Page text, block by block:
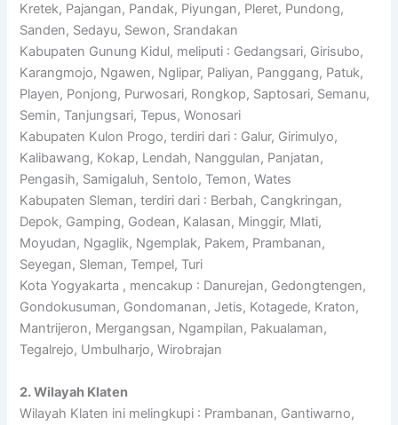
Kretek, Pajangan, Pandak, Piyungan, Pleret, Pundong,
Sanden, Sedayu, Sewon, Srandakan
Kabupaten Gunung Kidul, meliputi : Gedangsari, Girisubo,
Karangmojo, Ngawen, Nglipar, Paliyan, Panggang, Patuk,
Playen, Ponjong, Purwosari, Rongkop, Saptosari, Semanu,
Semin, Tanjungsari, Tepus, Wonosari
Kabupaten Kulon Progo, terdiri dari : Galur, Girimulyo,
Kalibawang, Kokap, Lendah, Nanggulan, Panjatan,
Pengasih, Samigaluh, Sentolo, Temon, Wates
Kabupaten Sleman, terdiri dari : Berbah, Cangkringan,
Depok, Gamping, Godean, Kalasan, Minggir, Mlati,
Moyudan, Ngaglik, Ngemplak, Pakem, Prambanan,
Seyegan, Sleman, Tempel, Turi
Kota Yogyakarta , mencakup : Danurejan, Gedongtengen,
Gondokusuman, Gondomanan, Jetis, Kotagede, Kraton,
Mantrijeron, Mergangsan, Ngampilan, Pakualaman,
Tegalrejo, Umbulharjo, Wirobrajan
2. Wilayah Klaten
Wilayah Klaten ini melingkupi : Prambanan, Gantiwarno,